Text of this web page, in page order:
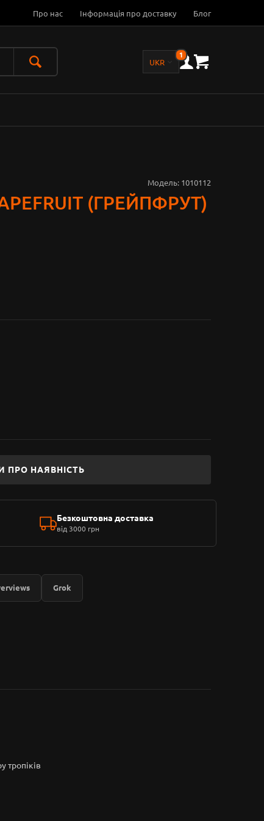
Про нас Інформація про доставку Блог
1
Модель: 1010112
(ГРЕЙПФРУТ)
ПРО НАЯВНІСТЬ
Безкоштовна доставка
від 3000 грн
Grok
тропіків